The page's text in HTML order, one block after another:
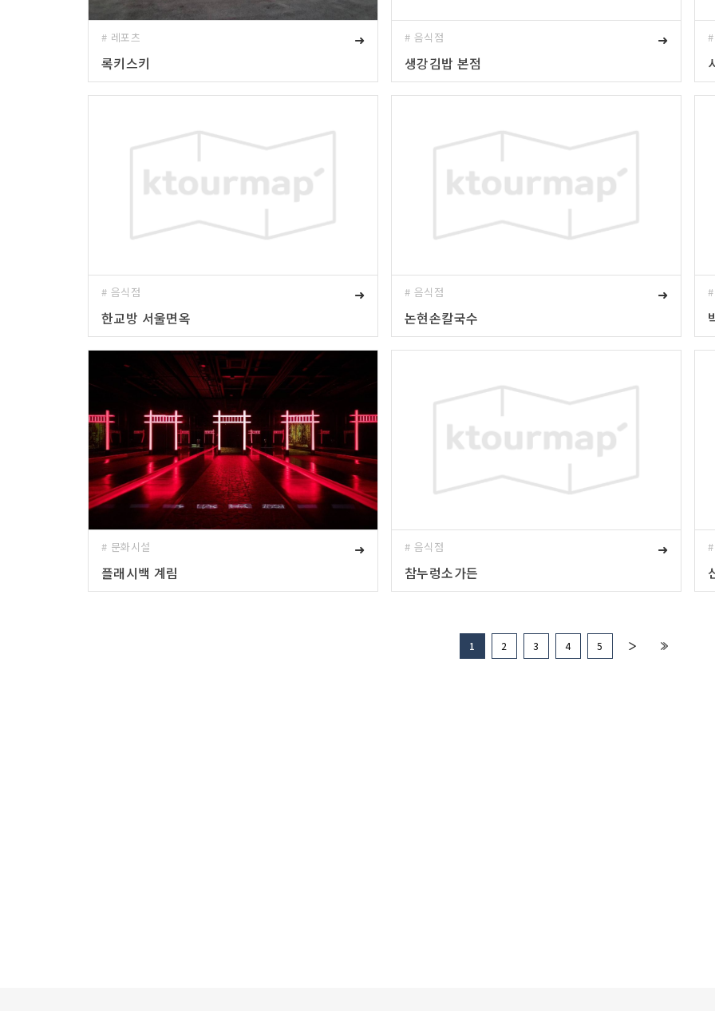
# 레포츠
➜
록키스키
# 음식점
➜
생강김밥 본점
# 음식점
➜
한교방 서울면옥
# 음식점
➜
논현손칼국수
# 문화시설
➜
플래시백 계림
# 음식점
➜
참누렁소가든
1 2 3 4 5